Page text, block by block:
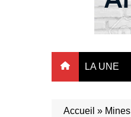
LA UNE
Accueil » Mines